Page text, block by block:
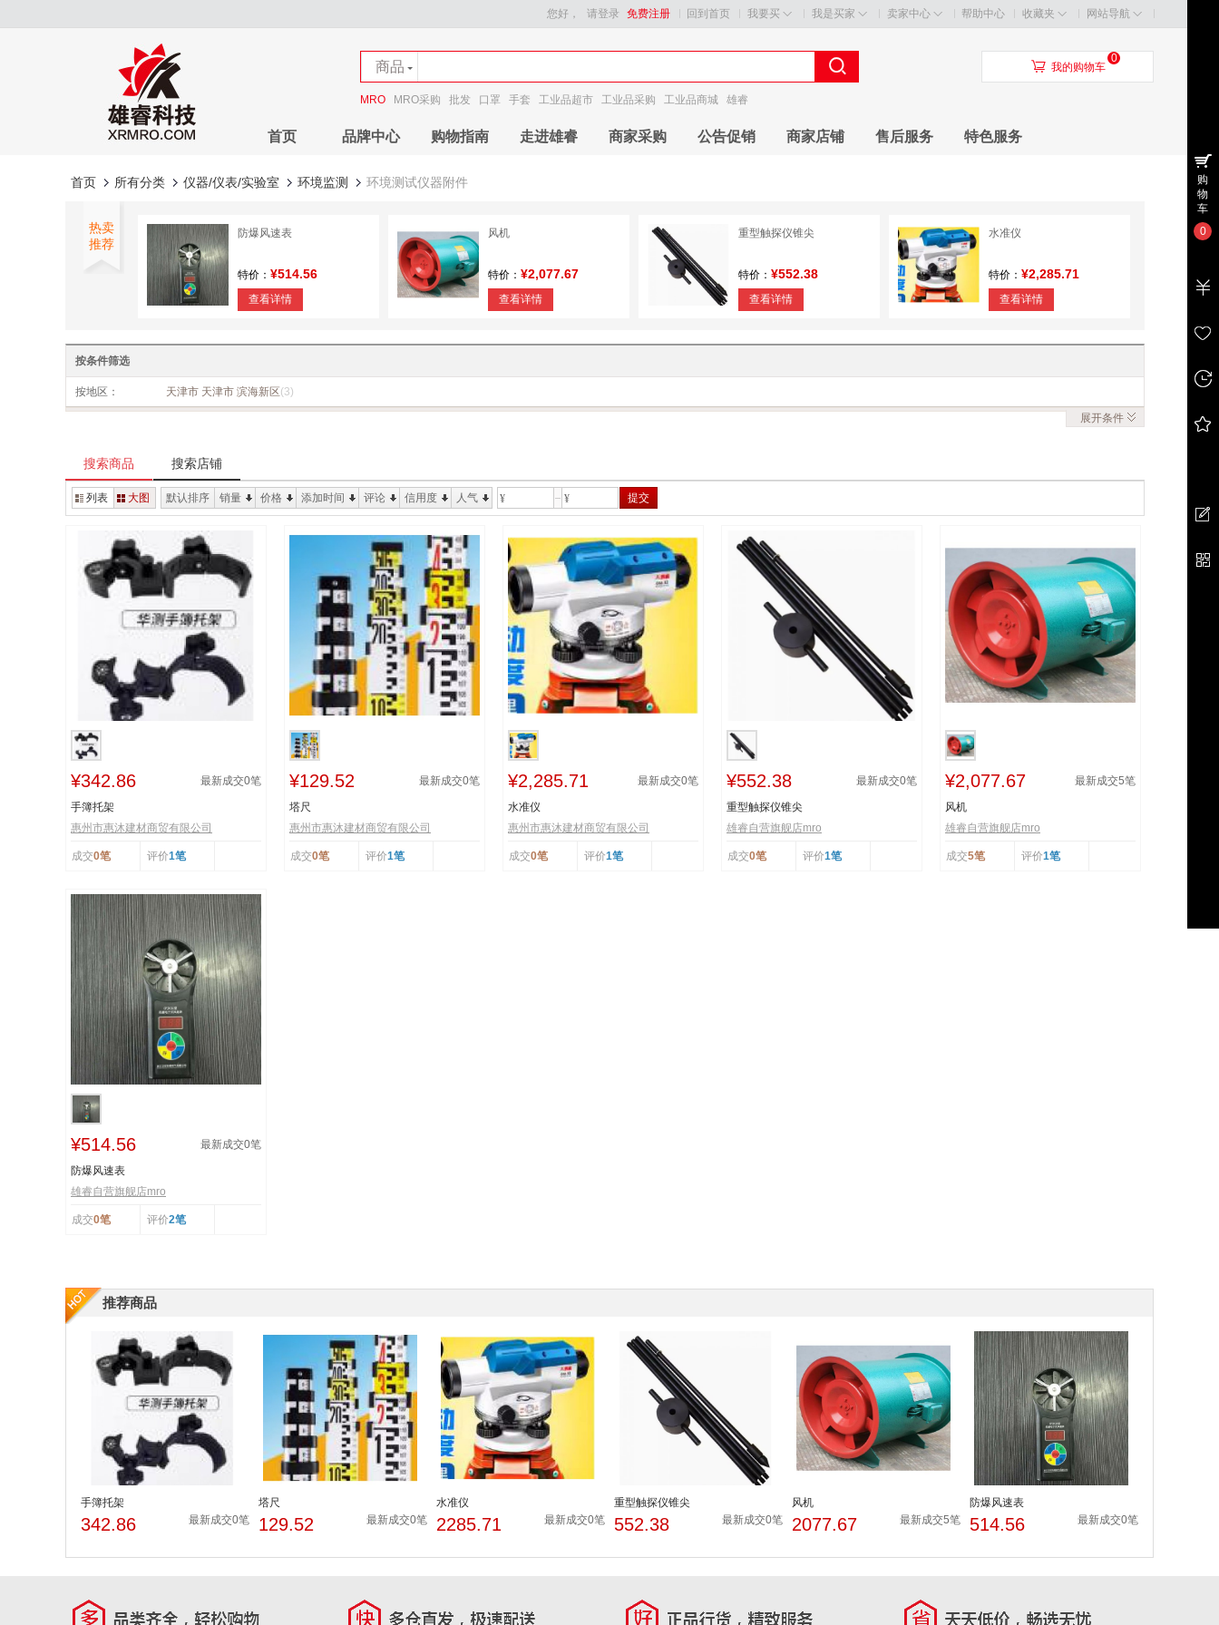
回到首页 我要买 我是买家 卖家中心 帮助中心 收藏夹 网站导航
您好， 请登录 免费注册
商品
店铺
MRO MRO采购 批发 口罩 手套 工业品超市 工业品采购 工业品商城 雄睿
󰃦 我的购物车
0
首页 品牌中心 购物指南 走进雄睿 商家采购 公告促销 商家店铺 售后服务 特色服务
首页 所有分类 仪器/仪表/实验室 环境监测 环境测试仪器附件
热卖
推荐
防爆风速表
特价： ¥514.56
查看详情
风机
特价： ¥2,077.67
查看详情
重型触探仪锥尖
特价： ¥552.38
查看详情
水准仪
特价： ¥2,285.71
查看详情
特价：¥342.86
查看详情
按条件筛选
按地区： 天津市 天津市 滨海新区(3)
展开条件
搜索商品 搜索店铺
列表 大图 默认排序 销量 价格 添加时间 评论 信用度 人气 ¥ ¥ 提交
¥342.86 最新成交0笔
手簿托架
惠州市惠沐建材商贸有限公司
成交0笔 评价1笔
¥129.52 最新成交0笔
塔尺
惠州市惠沐建材商贸有限公司
成交0笔 评价1笔
¥2,285.71 最新成交0笔
水准仪
惠州市惠沐建材商贸有限公司
成交0笔 评价1笔
¥552.38 最新成交0笔
重型触探仪锥尖
雄睿自营旗舰店mro
成交0笔 评价1笔
¥2,077.67 最新成交5笔
风机
雄睿自营旗舰店mro
成交5笔 评价1笔
¥514.56 最新成交0笔
防爆风速表
雄睿自营旗舰店mro
成交0笔 评价2笔
推荐商品
手簿托架
342.86 最新成交0笔
塔尺
129.52 最新成交0笔
水准仪
2285.71 最新成交0笔
重型触探仪锥尖
552.38 最新成交0笔
风机
2077.67 最新成交5笔
防爆风速表
514.56 最新成交0笔
购
物
车
0